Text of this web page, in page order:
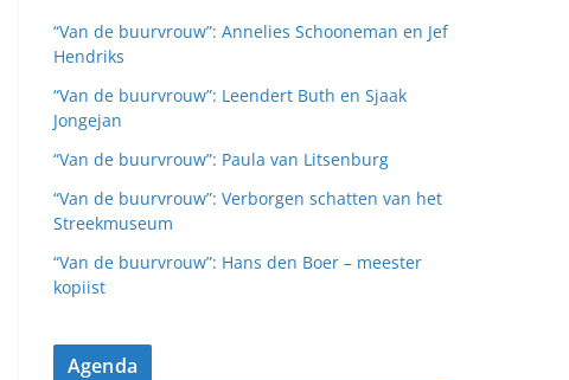
“Van de buurvrouw”: Annelies Schooneman en Jef
Hendriks
“Van de buurvrouw”: Leendert Buth en Sjaak
Jongejan
“Van de buurvrouw”: Paula van Litsenburg
“Van de buurvrouw”: Verborgen schatten van het
Streekmuseum
“Van de buurvrouw”: Hans den Boer – meester
kopiist
Agenda